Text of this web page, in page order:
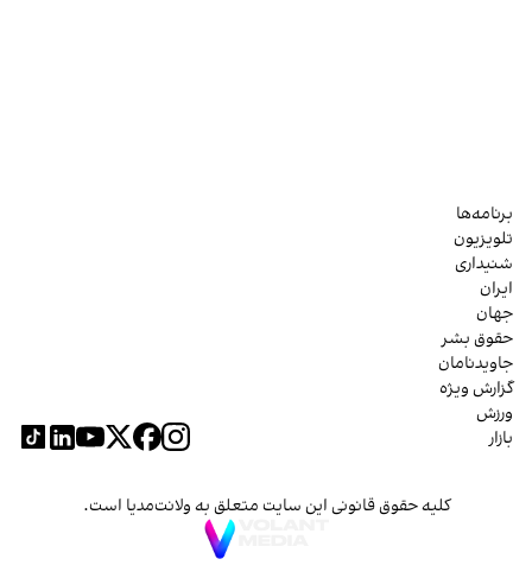
برنامه‌ها
تلویزیون
شنیداری
ایران
جهان
حقوق بشر
جاویدنامان
گزارش ویژه
ورزش
بازار
کلیه حقوق قانونی این سایت متعلق به ولانت‌مدیا است.